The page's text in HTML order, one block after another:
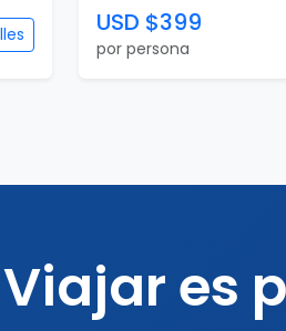
USD $399
por persona
Viajar es